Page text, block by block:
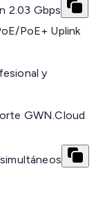
2.03 Gbps
PoE+ Uplink
y
GWN.Cloud